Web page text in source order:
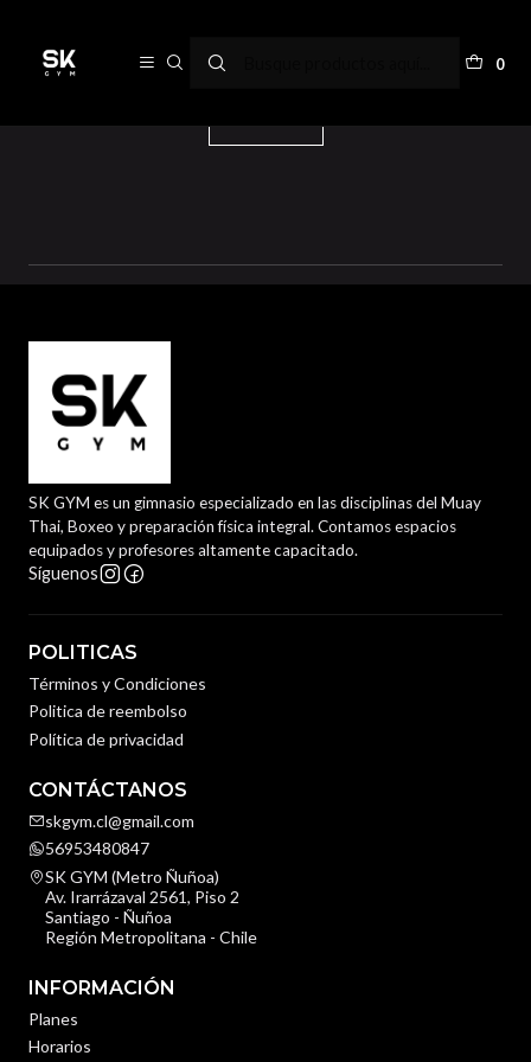
0
Proteínas Vegetales
Filtros
SK GYM es un gimnasio especializado en las disciplinas del Muay
Thai, Boxeo y preparación física integral. Contamos espacios
equipados y profesores altamente capacitado.
Síguenos
POLITICAS
Términos y Condiciones
Politica de reembolso
Política de privacidad
CONTÁCTANOS
skgym.cl@gmail.com
56953480847
SK GYM (Metro Ñuñoa)
Av. Irarrázaval 2561, Piso 2
Santiago - Ñuñoa
Región Metropolitana - Chile
INFORMACIÓN
Planes
Horarios